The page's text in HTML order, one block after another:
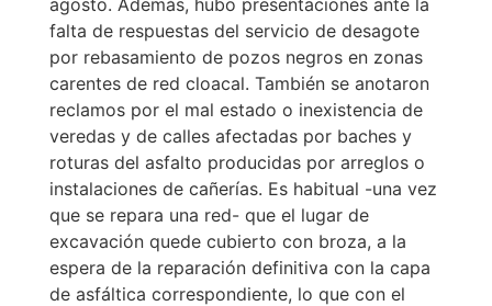
agosto. Además, hubo presentaciones ante la
falta de respuestas del servicio de desagote
por rebasamiento de pozos negros en zonas
carentes de red cloacal. También se anotaron
reclamos por el mal estado o inexistencia de
veredas y de calles afectadas por baches y
roturas del asfalto producidas por arreglos o
instalaciones de cañerías. Es habitual -una vez
que se repara una red- que el lugar de
excavación quede cubierto con broza, a la
espera de la reparación definitiva con la capa
de asfáltica correspondiente, lo que con el